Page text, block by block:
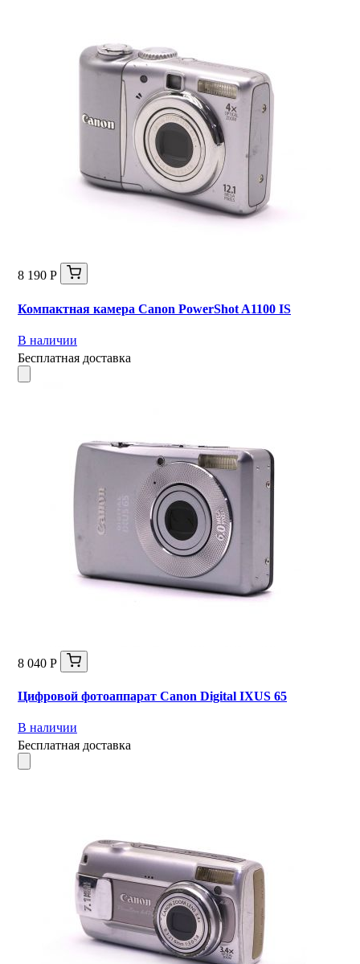
8 190 Р
Компактная камера Canon PowerShot A1100 IS
В наличии
Бесплатная доставка
8 040 Р
Цифровой фотоаппарат Canon Digital IXUS 65
В наличии
Бесплатная доставка